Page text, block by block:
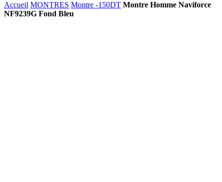
Accueil MONTRES Montre -150DT Montre Homme Naviforce
NF9239G Fond Bleu